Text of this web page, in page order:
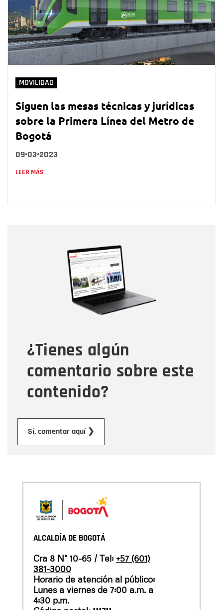
MOVILIDAD
Siguen las mesas técnicas y jurídicas
sobre la Primera Línea del Metro de
Bogotá
09•03•2023
LEER MÁS
¿Tienes algún
comentario sobre este
contenido?
Sí, comentar aquí ❯
Correo electrónico
Tipo de comentario
Mensaje
ALCALDÍA DE BOGOTÁ
Cra 8 N° 10-65 / Tel: +57 (601)
381-3000
Horario de atención al público:
Lunes a viernes de 7:00 a.m. a
4:30 p.m.